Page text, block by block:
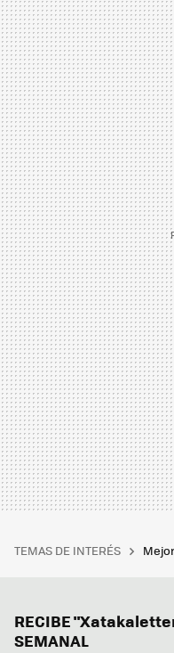
TEMAS DE INTERÉS
RECIBE
SEMANAL